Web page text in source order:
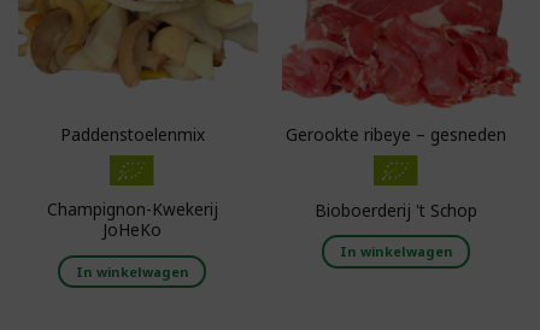
Paddenstoelenmix
Champignon-Kwekerij
JoHeKo
In winkelwagen
Gerookte ribeye – gesneden
Bioboerderij 't Schop
In winkelwagen